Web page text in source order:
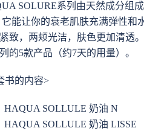
SOLURE系列由天然成分组
能让你的衰老肌肤充满弹性和
致，两颊光洁，肤色更加清透
的5款产品（约7天的用量）。
书的内容>
HAQUA SOLLULE 奶油 N
HAQUA SOLLULE 奶油 LISSE